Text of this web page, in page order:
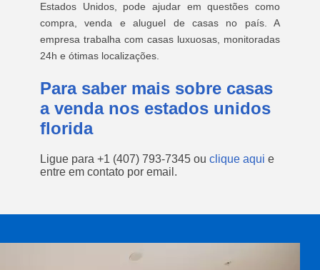
Estados Unidos, pode ajudar em questões como
compra, venda e aluguel de casas no país. A
empresa trabalha com casas luxuosas, monitoradas
24h e ótimas localizações.
Para saber mais sobre casas
a venda nos estados unidos
florida
Ligue para +1 (407) 793-7345 ou clique aqui e
entre em contato por email.